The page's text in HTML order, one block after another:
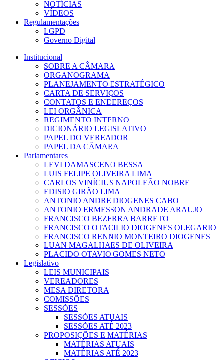
NOTÍCIAS
VÍDEOS
Regulamentações
LGPD
Governo Digital
Institucional
SOBRE A CÂMARA
ORGANOGRAMA
PLANEJAMENTO ESTRATÉGICO
CARTA DE SERVIÇOS
CONTATOS E ENDEREÇOS
LEI ORGÂNICA
REGIMENTO INTERNO
DICIONÁRIO LEGISLATIVO
PAPEL DO VEREADOR
PAPEL DA CÂMARA
Parlamentares
LEVI DAMASCENO BESSA
LUIS FELIPE OLIVEIRA LIMA
CARLOS VINÍCIUS NAPOLEÃO NOBRE
EDISIO GIRÃO LIMA
ANTONIO ANDRE DIOGENES CABO
ANTONIO ERMESSON ANDRADE ARAUJO
FRANCISCO BEZERRA BARRETO
FRANCISCO OTACILIO DIOGENES OLEGARIO
FRANCISCO RENNIO MONTEIRO DIOGENES
LUAN MAGALHAES DE OLIVEIRA
PLACIDO OTAVIO GOMES NETO
Legislativo
LEIS MUNICIPAIS
VEREADORES
MESA DIRETORA
COMISSÕES
SESSÕES
SESSÕES ATUAIS
SESSÕES ATÉ 2023
PROPOSIÇÕES E MATÉRIAS
MATÉRIAS ATUAIS
MATÉRIAS ATÉ 2023